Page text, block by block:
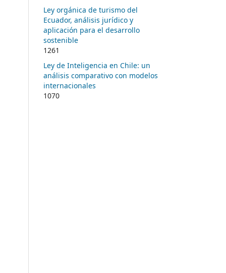
Ley orgánica de turismo del
Ecuador, análisis jurídico y
aplicación para el desarrollo
sostenible
1261
Ley de Inteligencia en Chile: un
análisis comparativo con modelos
internacionales
1070